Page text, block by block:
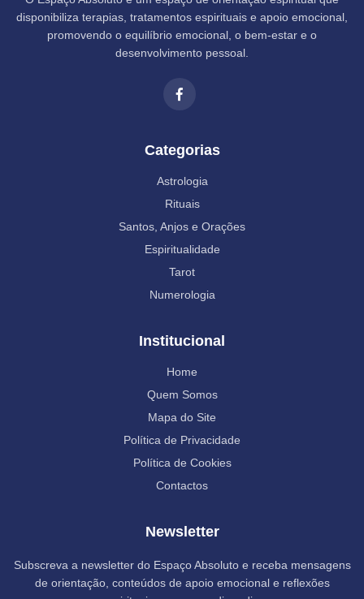
disponibiliza terapias, tratamentos espirituais e apoio emocional,
promovendo o equilíbrio emocional, o bem-estar e o
desenvolvimento pessoal.
Categorias
Astrologia
Rituais
Santos, Anjos e Orações
Espiritualidade
Tarot
Numerologia
Institucional
Home
Quem Somos
Mapa do Site
Política de Privacidade
Política de Cookies
Contactos
Newsletter
Subscreva a newsletter do Espaço Absoluto e receba mensagens
de orientação, conteúdos de apoio emocional e reflexões